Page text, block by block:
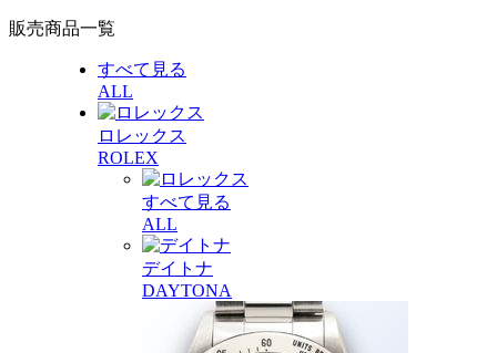
販売商品一覧
すべて見る
ALL
ロレックス
ROLEX
すべて見る
ALL
デイトナ
DAYTONA